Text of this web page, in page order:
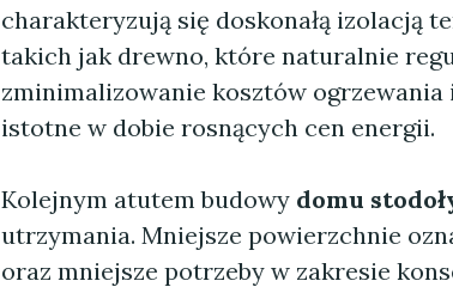
charakteryzują się doskonałą izolacją
takich jak drewno, które naturalnie
zminimalizowanie kosztów ogrzewania
istotne w dobie rosnących cen energii.
Kolejnym atutem budowy domu
utrzymania. Mniejsze powierzchnie
oraz mniejsze potrzeby w zakresie